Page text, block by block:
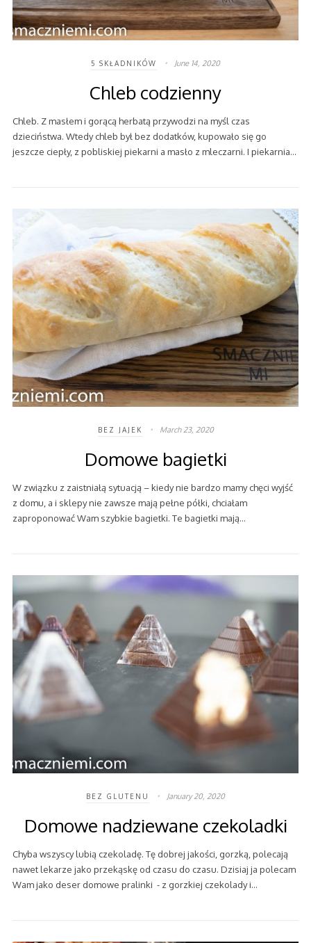
5 SKŁADNIKÓW June 14, 2020
Chleb codzienny
Chleb. Z masłem i gorącą herbatą przywodzi na myśl czas
dzieciństwa. Wtedy chleb był bez dodatków, kupowało się go
jeszcze ciepły, z pobliskiej piekarni a masło z mleczarni. I piekarnia…
BEZ JAJEK March 23, 2020
Domowe bagietki
W związku z zaistniałą sytuacją – kiedy nie bardzo mamy chęci wyjść
z domu, a i sklepy nie zawsze mają pełne półki, chciałam
zaproponować Wam szybkie bagietki. Te bagietki mają…
BEZ GLUTENU January 20, 2020
Domowe nadziewane czekoladki
Chyba wszyscy lubią czekoladę. Tę dobrej jakości, gorzką, polecają
nawet lekarze jako przekąskę od czasu do czasu. Dzisiaj ja polecam
Wam jako deser domowe pralinki - z gorzkiej czekolady i…